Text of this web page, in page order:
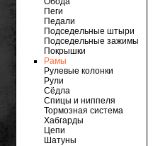
Пеги
Педали
Подседельные штыри
Подседельные зажимы
Покрышки
Рамы
Рулевые колонки
Рули
Сёдла
Спицы и ниппеля
Тормозная система
Хабгарды
Цепи
Шатуны